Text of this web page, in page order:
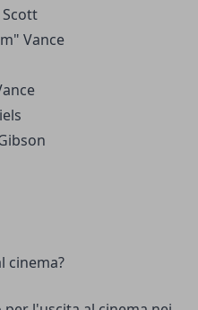
Vance
cinema?